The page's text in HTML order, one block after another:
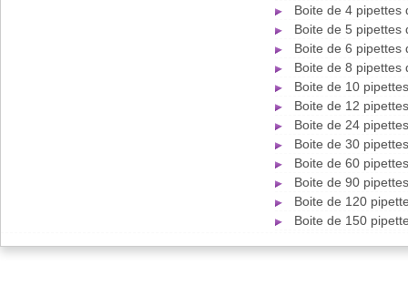
Boite de 4 pipettes
Boite de 5 pipettes
Boite de 6 pipettes
Boite de 8 pipettes
Boite de 10
Boite de 12
Boite de 24
Boite de 30
Boite de 60
Boite de 90
Boite de 120
Boite de 150